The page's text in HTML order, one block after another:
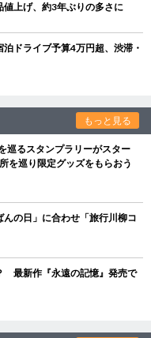
上げ、約3年ぶりの多さに
ドライブ予算4万円超、渋滞・
もっと見る
巡るスタンプラリーがスター
を巡り限定グッズをもらおう
の日」に合わせ「旅行川柳コ
最新作『永遠の記憶』発売で